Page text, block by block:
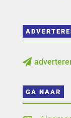

GA NAAR